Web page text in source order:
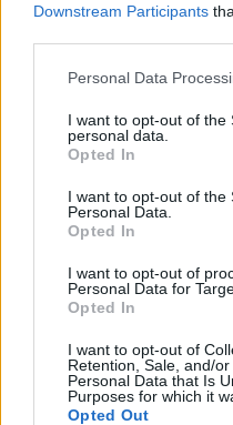
Downstream Participants
Please note that this
not limited to your visit or
grant or deny consent to
use your data for below
consent section.
Personal Data
I want to opt-out of the
personal data.
Opted In
I want to opt-out of the
Personal Data.
Opted In
I want to opt-out of
Personal Data for
Opted In
I want to opt-out of
Retention, Sale, and/
Personal Data that Is
Purposes for which it
Opted Out
. Το site
Πολιτική Απορρήτου&Όροι
LAMDA
Share:
Ακολουθήστε το
ενημερωθείτε πρώτοι για
Πιο